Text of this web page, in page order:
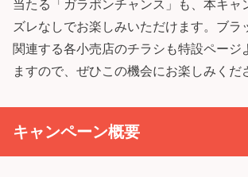
当たる「ガラポンチャンス」も、本キャ
ズレなしでお楽しみいただけます。ブラ
関連する各小売店のチラシも特設ページ
ますので、ぜひこの機会にお楽しみくだ
キャンペーン概要